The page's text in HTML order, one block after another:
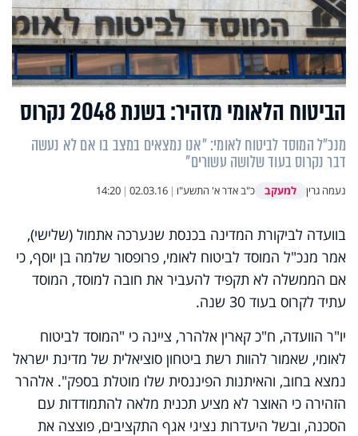
הביטוח הלאומי מזהיר: בשנת 2048 נקרוס
מנכ"ל המוסד לביטוח לאומי: "אנו נמצאים במצב בו אם לא נעשה
דבר נקרוס בעוד שלושה עשורים"
נעמה גרין למעקב כ"ב אדר א' התשע"ו |
02.03.16
|
14:20
בוועדה לביקורת המדינה בכנסת שנערכה אתמול (שלישי),
אמר מנכ"ל המוסד לביטוח לאומי, פרופסור שלמה בן יוסף, כי
אם הממשלה לא תקפיד להעביר את חובה למוסד, המוסד
עתיד לקרוס בעוד 30 שנה.
יו"ר הוועדה, ח"כ קארין אלהרר, ציינה כי "המוסד לביטוח
לאומי, שאמור להוות רשת ביטחון סוציאלית של מדינת ישראל
נמצא בחוב, והאיתנות הפיננסית שלו מוטלת בספק". אלהרר
הזהירה כי האוצר לא מציע תכנית מלאה להתמודדות עם
הסכנה, ובשל היעדרות נציגי אגף התקציבים, פוצצה את